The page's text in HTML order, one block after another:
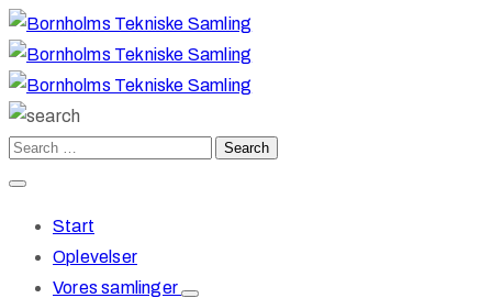
Start
Oplevelser
Vores samlinger